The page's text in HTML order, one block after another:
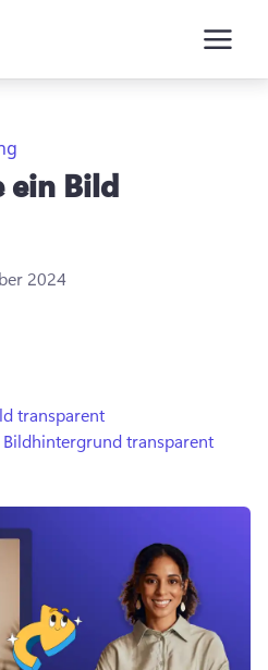
ein Bild
2024
transparent
Bildhintergrund transparent